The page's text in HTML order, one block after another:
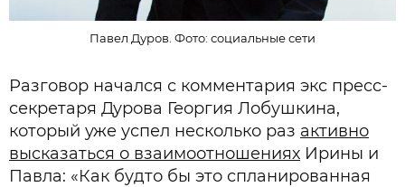
Павел Дуров. Фото: социальные сети
Разговор начался с комментария экс пресс-
секретаря Дурова Георгия Лобушкина,
который уже успел несколько раз активно
высказаться о взаимоотношениях Ирины и
Павла: «Как будто бы это спланированная